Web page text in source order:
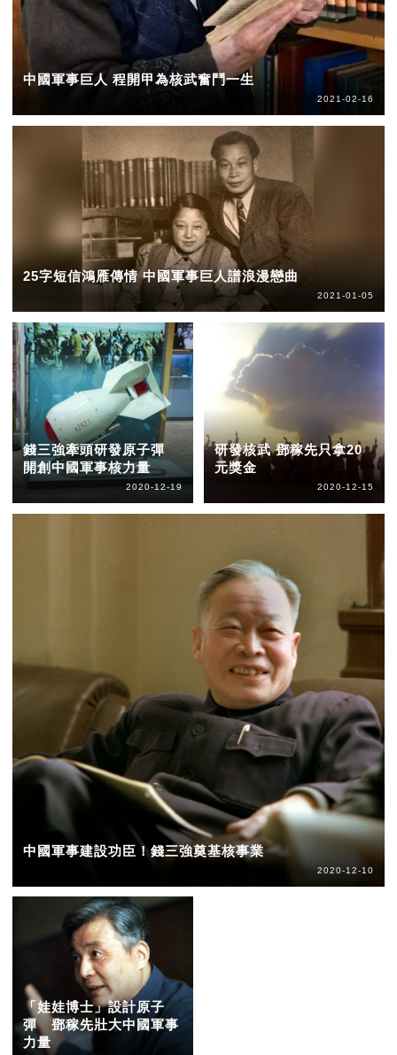
中國軍事巨人 程開甲為核武奮鬥一生
2021-02-16
25字短信鴻雁傳情 中國軍事巨人譜浪漫戀曲
2021-01-05
錢三強牽頭研發原子彈
開創中國軍事核力量
2020-12-19
研發核武 鄧稼先只拿20
元獎金
2020-12-15
中國軍事建設功臣！錢三強奠基核事業
2020-12-10
「娃娃博士」設計原子
彈 鄧稼先壯大中國軍事
力量